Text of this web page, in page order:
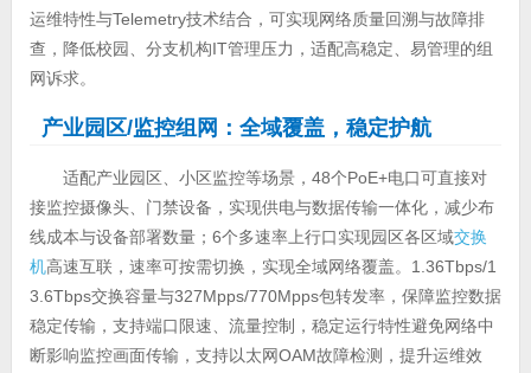
运维特性与Telemetry技术结合，可实现网络质量回溯与故障排
查，降低校园、分支机构IT管理压力，适配高稳定、易管理的组
网诉求。
产业园区/监控组网：全域覆盖，稳定护航
适配产业园区、小区监控等场景，48个PoE+电口可直接对
接监控摄像头、门禁设备，实现供电与数据传输一体化，减少布
线成本与设备部署数量；6个多速率上行口实现园区各区域交换
机高速互联，速率可按需切换，实现全域网络覆盖。1.36Tbps/1
3.6Tbps交换容量与327Mpps/770Mpps包转发率，保障监控数据
稳定传输，支持端口限速、流量控制，稳定运行特性避免网络中
断影响监控画面传输，支持以太网OAM故障检测，提升运维效